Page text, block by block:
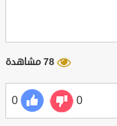
78 مشاهدة
0
0